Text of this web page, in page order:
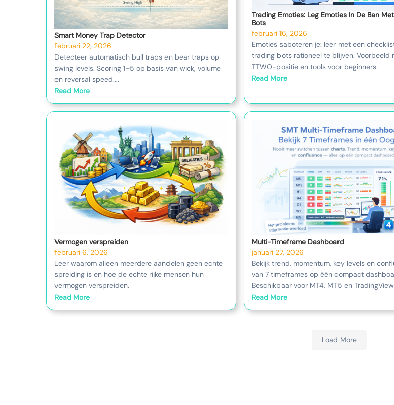
Smart Money Trap Detector
februari 22, 2026
Detecteer automatisch bull traps en bear traps op
swing levels. Scoring 1–5 op basis van wick, volume
en reversal speed....
Read More
Trading Emoties: Leg Emoties In De Ban
Bots
februari 16, 2026
Emoties saboteren je: leer met een
trading bots rationeel te blijven. Voorbeeld
TTWO-positie en tools voor beginners.
Read More
Vermogen verspreiden
februari 6, 2026
Leer waarom alleen meerdere aandelen geen echte
spreiding is en hoe de echte rijke mensen hun
vermogen verspreiden.
Read More
Multi-Timeframe Dashboard
januari 27, 2026
Bekijk trend, momentum, key levels en
van 7 timeframes op één compact
Beschikbaar voor MT4, MT5 en
Read More
Load More